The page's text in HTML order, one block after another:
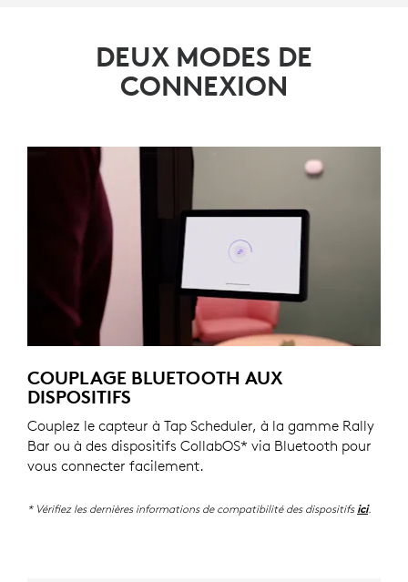
DEUX MODES DE
CONNEXION
COUPLAGE BLUETOOTH AUX
DISPOSITIFS
Couplez le capteur à Tap Scheduler, à la gamme Rally
Bar ou à des dispositifs CollabOS* via Bluetooth pour
vous connecter facilement.
* Vérifiez les dernières informations de compatibilité des dispositifs ici.